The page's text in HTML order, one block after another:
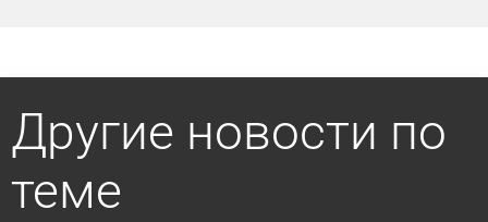
Другие новости по
теме